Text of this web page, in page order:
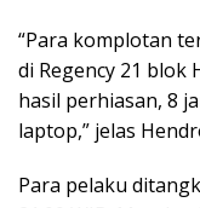
“Para komplotan
di Regency 21 blok
hasil perhiasan, 8
laptop,” jelas
Para pelaku